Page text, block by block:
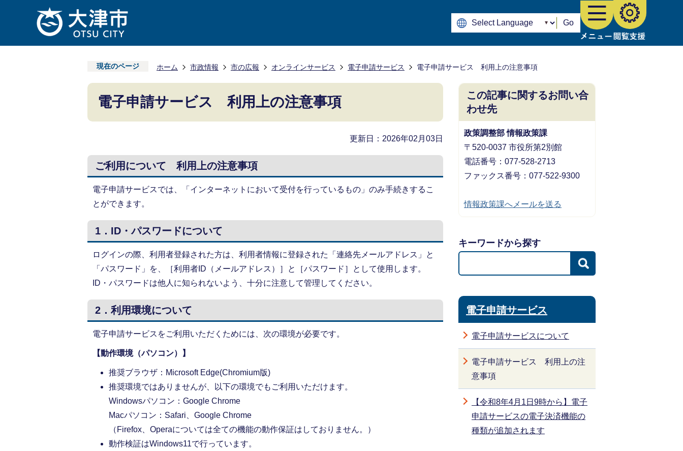
Go
現在のページ ホーム 市政情報 市の広報 オンラインサービス 電子申請サービス 電子申請サービス 利用上の注意事項
電子申請サービス 利用上の注意事項
更新日：2026年02月03日
ご利用について 利用上の注意事項
電子申請サービスでは、「インターネットにおいて受付を行っているもの」のみ手続きするこ
とができます。
1．ID・パスワードについて
ログインの際、利用者登録された方は、利用者情報に登録された「連絡先メールアドレス」と
「パスワード」を、［利用者ID（メールアドレス）］と［パスワード］として使用します。
ID・パスワードは他人に知られないよう、十分に注意して管理してください。
2．利用環境について
電子申請サービスをご利用いただくためには、次の環境が必要です。
【動作環境（パソコン）】
推奨ブラウザ：Microsoft Edge(Chromium版)
推奨環境ではありませんが、以下の環境でもご利用いただけます。
Windowsパソコン：Google Chrome
Macパソコン：Safari、Google Chrome
（Firefox、Operaについては全ての機能の動作保証はしておりません。）
動作検証はWindows11で行っています。
この記事に関するお問い合
わせ先
政策調整部 情報政策課
〒520-0037 市役所第2別館
電話番号：077-528-2713
ファックス番号：077-522-9300
情報政策課へメールを送る
キーワードから探す
電子申請サービス
電子申請サービスについて
電子申請サービス 利用上の注
意事項
【令和8年4月1日9時から】電子
申請サービスの電子決済機能の
種類が追加されます